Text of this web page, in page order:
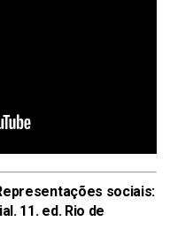
sociais:
. 11. ed. Rio de